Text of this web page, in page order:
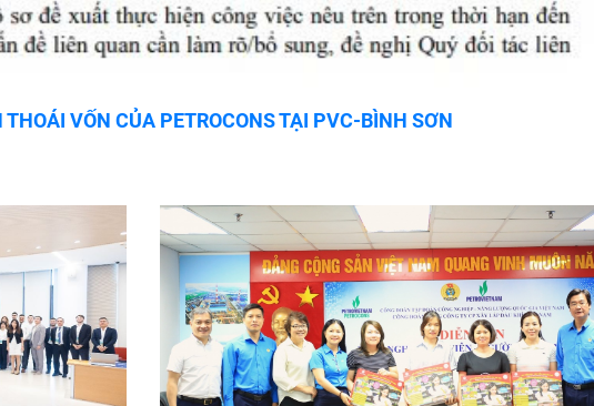
VỐN CỦA PETROCONS TẠI PVC-BÌNH SƠN